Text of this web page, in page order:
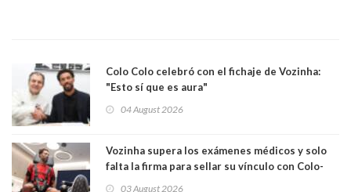
Colo Colo celebró con el fichaje de Vozinha:
"Esto sí que es aura"
04 August 2026
Vozinha supera los exámenes médicos y solo
falta la firma para sellar su vínculo con Colo-
03 August 2026